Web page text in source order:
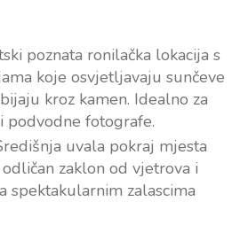
poznata ronilačka lokacija s
koje osvjetljavaju sunčeve
kroz kamen. Idealno za
podvodne fotografe.
uvala pokraj mjesta
zaklon od vjetrova i
spektakularnim zalascima